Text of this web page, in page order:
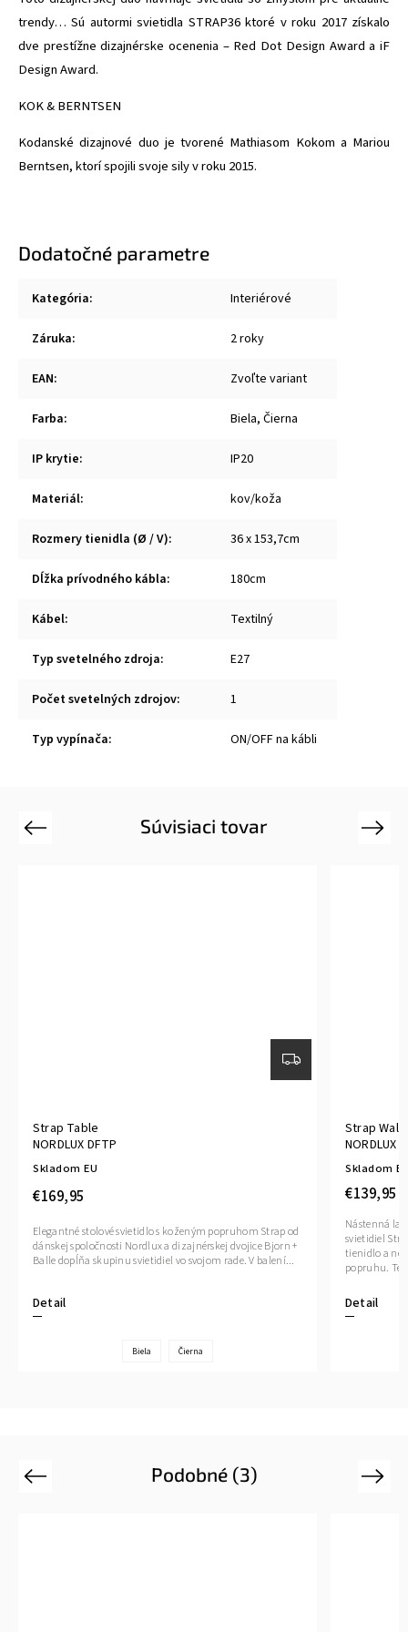
trendy… Sú autormi svietidla STRAP36 ktoré v roku 2017 získalo
dve prestížne dizajnérske ocenenia – Red Dot Design Award a iF
Design Award.
KOK & BERNTSEN
Kodanské dizajnové duo je tvorené Mathiasom Kokom a Mariou
Berntsen, ktorí spojili svoje sily v roku 2015.
Dodatočné parametre
Kategória: Interiérové
Záruka: 2 roky
EAN: Zvoľte variant
Farba: Biela, Čierna
IP krytie: IP20
Materiál: kov/koža
Rozmery tienidla (Ø / V): 36 x 153,7cm
Dĺžka prívodného kábla: 180cm
Kábel: Textilný
Typ svetelného zdroja: E27
Počet svetelných zdrojov: 1
Typ vypínača: ON/OFF na kábli
Súvisiaci tovar
Previous
Strap Table
NORDLUX DFTP
Skladom EU
€169,95
Detail
Elegantné stolové svietidlo s koženým popruhom Strap od
dánskej spoločnosti Nordlux a dizajnérskej dvojice Bjorn +
Balle dopĺňa skupinu svietidiel vo svojom rade. V balení...
Biela Čierna
Strap Wall
NORDLUX
Skladom
€139,95
Detail
Nástenná
svietidiel
tienidlo a
popruhu.
Next
Podobné (3)
Previous Next